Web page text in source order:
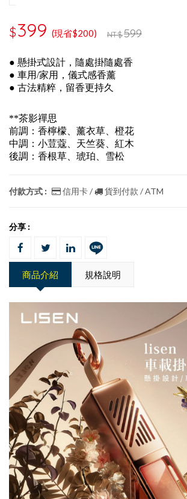
$399 (現省$200) NT$599
● 懸掛式設計，隨處掛隨處香
● 車用/家用，儀式感香薰
● 古法精粹，留香更持久
**茶影禪思
前調：香檸檬、薰衣草、橙花
中調：小荳蔻、天竺葵、紅木
後調：香根草、琥珀、雪松
付款方式 : 信用卡 / 貨到付款 / ATM
分享 :
商品介紹 規格說明